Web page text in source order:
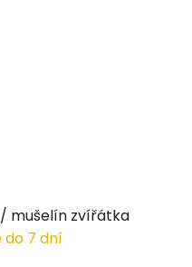
mušelín zvířátka
do 7 dní